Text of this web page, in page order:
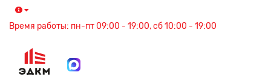
Время работы: пн-пт 09:00 - 19:00, сб 10:00 - 19:00